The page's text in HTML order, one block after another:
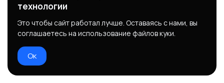
технологии
Это чтобы сайт работал лучше. Оставаясь с нами, вы
соглашаетесь на использование файлов куки.
Ок